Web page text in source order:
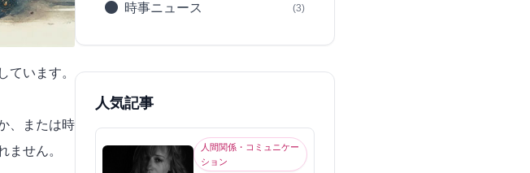
ています。
、または時
ません。
時事ニュース (3)
人気記事
人間関係・コミュニケー
ション